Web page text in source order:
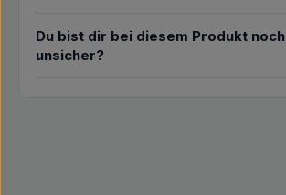
Du bist dir bei diesem Produkt noch
unsicher?